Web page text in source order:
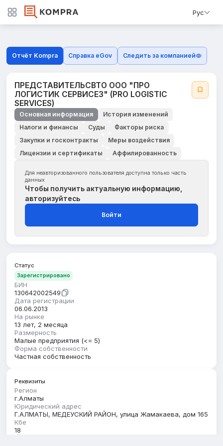
Рус
Отчёт Kompra Справка eGov Следить за компанией
ПРЕДСТАВИТЕЛЬСВТО ООО "ПРО
ЛОГИСТИК СЕРВИСЕЗ" (PRO LOGISТIC
SERVICES)
Основная информация
История изменений
Налоги и финансы
Суды
Факторы риска
Закупки и госконтракты
Меры воздействия
Лицензии и сертификаты
Аффилированность
Для неавторизованного пользователя доступна только часть
данных
Чтобы получить актуальную информацию,
авторизуйтесь
Войти
Статус
Зарегистрировано
БИН
130642002549
Дата регистрации
06.06.2013
На рынке
13 лет, 2 месяца
Размерность
Малые предприятия (<= 5)
Форма собственности
Частная собственность
Реквизиты
Регион
г.Алматы
Юридический адрес
Г.АЛМАТЫ, МЕДЕУСКИЙ РАЙОН, улица Жамакаева, дом 165
Кбе
18